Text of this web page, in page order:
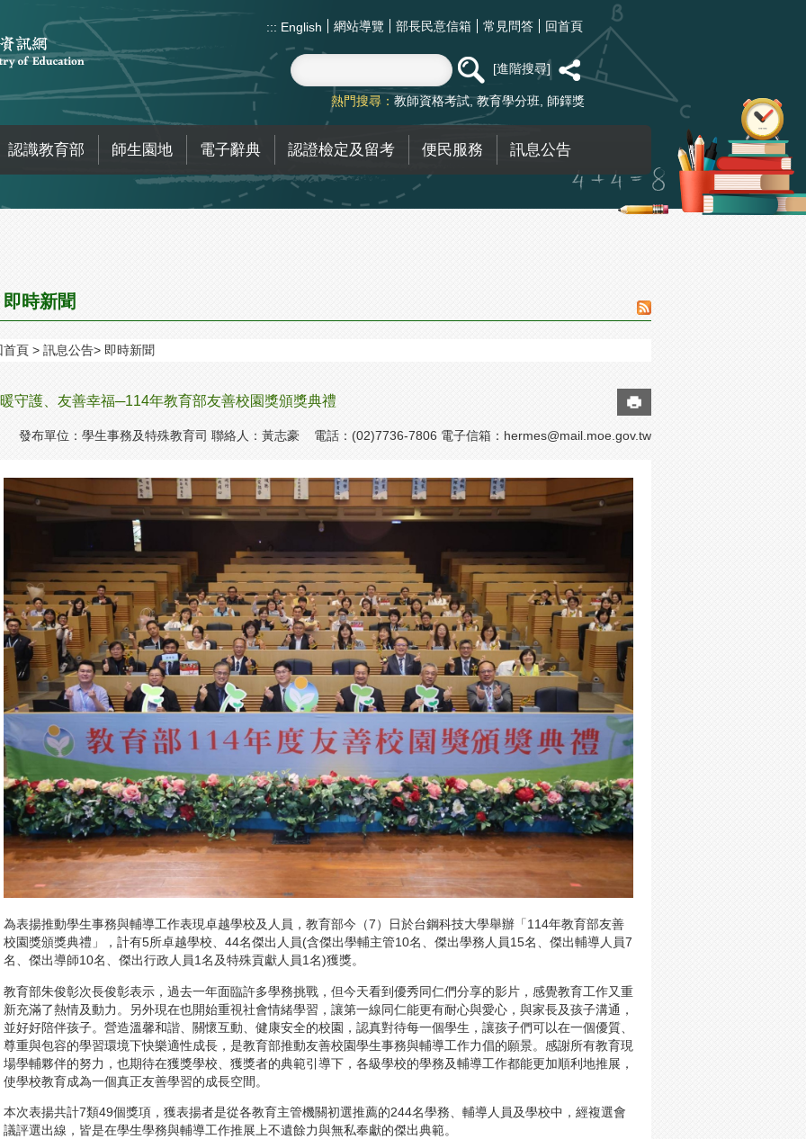
::: English 網站導覽 部長民意信箱 常見問答 回首頁
進階搜尋
熱門搜尋： 教師資格考試 教育學分班 師鐸獎
認識教育部 師生園地 電子辭典 認證檢定及留考 便民服務 訊息公告
即時新聞
首頁 訊息公告 即時新聞
守護、友善幸福─114年教育部友善校園獎頒獎典禮
發布單位：學生事務及特殊教育司 聯絡人：黃志豪 電話：(02)7736-7806 電子信箱： hermes@mail.moe.gov.tw
為表揚推動學生事務與輔導工作表現卓越學校及人員，教育部今（7）日於台鋼科技大學舉辦「114年教育部友善
校園獎頒獎典禮」，計有5所卓越學校、44名傑出人員(含傑出學輔主管10名、傑出學務人員15名、傑出輔導人員7
名、傑出導師10名、傑出行政人員1名及特殊貢獻人員1名)獲獎。
教育部朱俊彰次長俊彰表示，過去一年面臨許多學務挑戰，但今天看到優秀同仁們分享的影片，感覺教育工作又重
新充滿了熱情及動力。另外現在也開始重視社會情緒學習，讓第一線同仁能更有耐心與愛心，與家長及孩子溝通，
並好好陪伴孩子。營造溫馨和諧、關懷互動、健康安全的校園，認真對待每一個學生，讓孩子們可以在一個優質、
尊重與包容的學習環境下快樂適性成長，是教育部推動友善校園學生事務與輔導工作力倡的願景。感謝所有教育現
場學輔夥伴的努力，也期待在獲獎學校、獲獎者的典範引導下，各級學校的學務及輔導工作都能更加順利地推展，
使學校教育成為一個真正友善學習的成長空間。
本次表揚共計7類49個獎項，獲表揚者是從各教育主管機關初選推薦的244名學務、輔導人員及學校中，經複選會
議評選出線，皆是在學生學務與輔導工作推展上不遺餘力與無私奉獻的傑出典範。